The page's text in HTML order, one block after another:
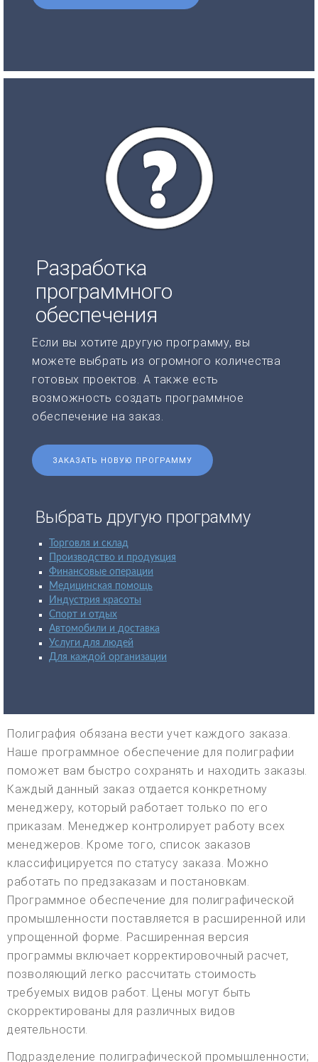
Разработка
программного
обеспечения
Если вы хотите другую программу, вы
можете выбрать из огромного количества
готовых проектов. А также есть
возможность создать программное
обеспечение на заказ.
ЗАКАЗАТЬ НОВУЮ ПРОГРАММУ
Выбрать другую программу
Торговля и склад
Производство и продукция
Финансовые операции
Медицинская помощь
Индустрия красоты
Спорт и отдых
Автомобили и доставка
Услуги для людей
Для каждой организации
Полиграфия обязана вести учет каждого заказа.
Наше программное обеспечение для полиграфии
поможет вам быстро сохранять и находить заказы.
Каждый данный заказ отдается конкретному
менеджеру, который работает только по его
приказам. Менеджер контролирует работу всех
менеджеров. Кроме того, список заказов
классифицируется по статусу заказа. Можно
работать по предзаказам и постановкам.
Программное обеспечение для полиграфической
промышленности поставляется в расширенной или
упрощенной форме. Расширенная версия
программы включает корректировочный расчет,
позволяющий легко рассчитать стоимость
требуемых видов работ. Цены могут быть
скорректированы для различных видов
деятельности.
Подразделение полиграфической промышленности;